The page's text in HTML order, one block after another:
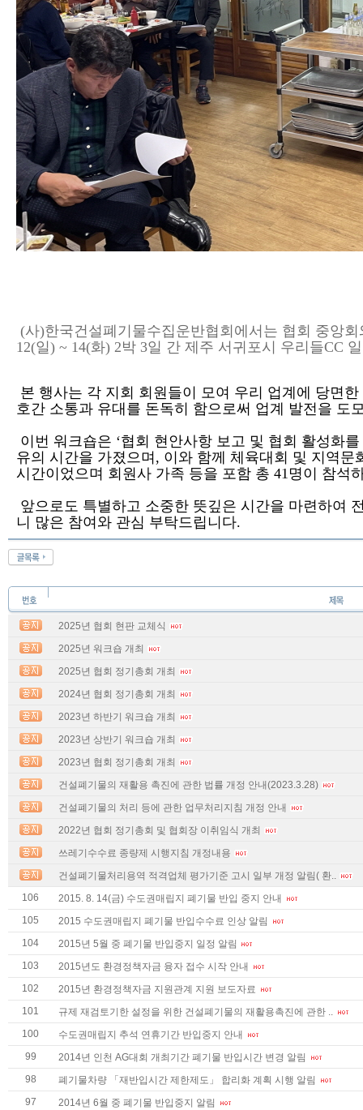
(사)한국건설폐기물수집운반협회에서는 협회 중앙
12(일) ~ 14(화) 2박 3일 간 제주 서귀포시 우리들CC
본 행사는 각 지회 회원들이 모여 우리 업계에 당면
호간 소통과 유대를 돈독히 함으로써 업계 발전을 도
이번 워크숍은 ‘협회 현안사항 보고 및 협회 활성화
유의 시간을 가졌으며 , 이와 함께 체육대회 및 지역문
시간이었으며 회원사 가족 등을 포함 총 41명이 참석
앞으로도 특별하고 소중한 뜻깊은 시간을 마련하여
니 많은 참여와 관심 부탁드립니다.
2025년 협회 현판 교체식
2025년 워크숍 개최
2025년 협회 정기총회 개최
2024년 협회 정기총회 개최
2023년 하반기 워크숍 개최
2023년 상반기 워크숍 개최
2023년 협회 정기총회 개최
건설폐기물의 재활용 촉진에 관한 법률 개정 안내(2023.3.28)
건설폐기물의 처리 등에 관한 업무처리지침 개정 안내
2022년 협회 정기총회 및 협회장 이취임식 개최
쓰레기수수료 종량제 시행지침 개정내용
건설폐기물처리용역 적격업체 평가기준 고시 일부 개정 알림( 환..
106
2015. 8. 14(금) 수도권매립지 폐기물 반입 중지 안내
105
2015 수도권매립지 폐기물 반입수수료 인상 알림
104
2015년 5월 중 폐기물 반입중지 일정 알림
103
2015년도 환경정책자금 융자 접수 시작 안내
102
2015년 환경정책자금 지원관계 지원 보도자료
101
규제 재검토기한 설정을 위한 건설폐기물의 재활용촉진에 관한 ..
100
수도권매립지 추석 연휴기간 반입중지 안내
99
2014년 인천 AG대회 개최기간 폐기물 반입시간 변경 알림
98
폐기물차량 「재반입시간 제한제도」 합리화 계획 시행 알림
97
2014년 6월 중 폐기물 반입중지 알림